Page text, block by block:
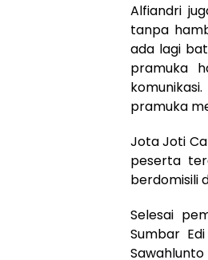
Alfiandri
tanpa
ada lagi
pramuka
pramuka
Jota Joti
peserta
berdomisili
Selesai
Sumbar